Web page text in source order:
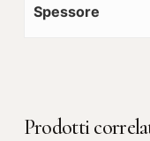
Spessore
Prodotti